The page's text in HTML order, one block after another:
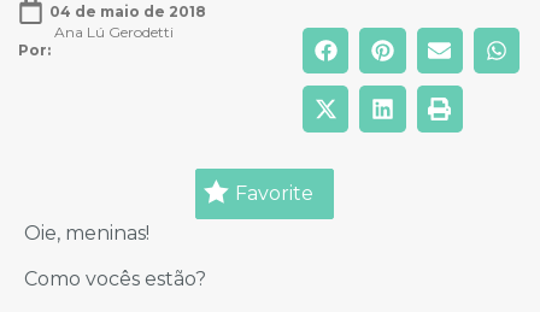
04 de maio de 2018
Por:
Ana Lú Gerodetti
Favorite
Oie, meninas!
Como vocês estão?